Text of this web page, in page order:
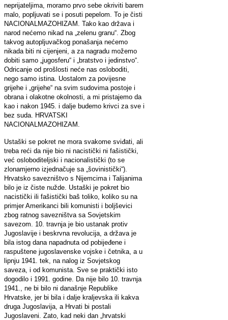
neprijateljima, moramo prvo sebe okriviti barem
malo, popljuvati se i posuti pepelom. To je čisti
NACIONALMAZOHIZAM. Tako kao država i
narod nećemo nikad na „zelenu granu“. Zbog
takvog autopljuvačkog ponašanja nećemo
nikada biti ni cijenjeni, a za nagradu možemo
dobiti samo „jugosferu“ i „bratstvo i jedinstvo“.
Odricanje od prošlosti neće nas osloboditi,
nego samo istina. Uostalom za povijesne
grijehe i „grijehe“ na svim sudovima postoje i
obrana i olakotne okolnosti, a mi pristajemo da
kao i nakon 1945. i dalje budemo krivci za sve i
bez suda. HRVATSKI
NACIONALMAZOHIZAM.
Ustaški se pokret ne mora svakome sviđati, ali
treba reći da nije bio ni nacistički ni fašistički,
već osloboditeljski i nacionalistički (to se
zlonamjerno izjednačuje sa „šovinistički“).
Hrvatsko savezništvo s Nijemcima i Talijanima
bilo je iz čiste nužde. Ustaški je pokret bio
nacistički ili fašistički baš toliko, koliko su na
primjer Amerikanci bili komunisti i boljševici
zbog ratnog savezništva sa Sovjetskim
savezom. 10. travnja je bio ustanak protiv
Jugoslavije i beskrvna revolucija, a država je
bila istog dana napadnuta od pobijeđene i
raspuštene jugoslavenske vojske i četnika, a u
lipnju 1941. tek, na nalog iz Sovjetskog
saveza, i od komunista. Sve se praktički isto
dogodilo i 1991. godine. Da nije bilo 10. travnja
1941., ne bi bilo ni današnje Republike
Hrvatske, jer bi bila i dalje kraljevska ili kakva
druga Jugoslavija, a Hrvati bi postali
Jugoslaveni. Zato, kad neki dan „hrvatski